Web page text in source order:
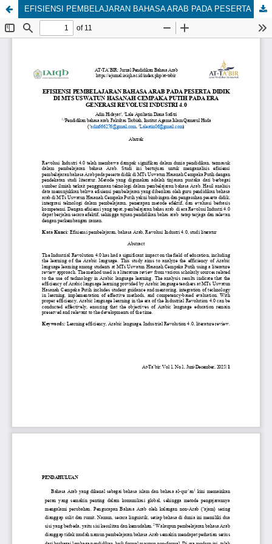
EFISIENSI PEMBELAJARAN BAHASA ARAB PADA PESERTA DIDIK DI MTS USWATUN HASANAH CEMPAKA PUTIH PADA ERA GENERASI REVOLUSI INDUSTRI 4.0